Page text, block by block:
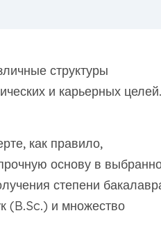
структуры
и карьерных
как правило,
основу в
степени
(B.Sc.) и множество